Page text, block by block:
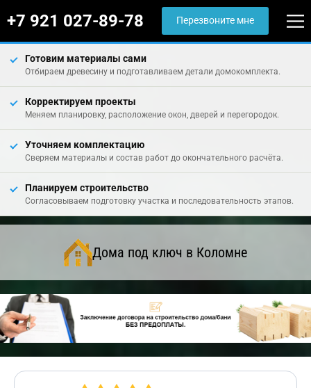
+7 921 027-89-78 Перезвоните мне
Готовим материалы сами
Отбираем древесину и подготавливаем детали домокомплекта.
Корректируем проекты
Меняем планировку, расположение окон, дверей и перегородок.
Уточняем комплектацию
Сверяем материалы и состав работ до окончательного расчёта.
Планируем строительство
Согласовываем подготовку участка и последовательность этапов.
Дома под ключ в Коломне